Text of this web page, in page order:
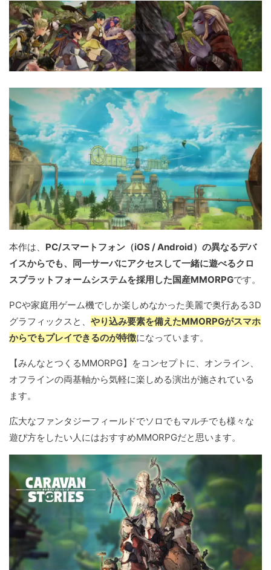
本作は、 PC/スマートフォン（iOS / Android）の異なるデバ
イスからでも、同一サーバにアクセスして一緒に遊べるクロ
スプラットフォームシステムを採用した国産MMORPGです。
PCや家庭用ゲーム機でしか楽しめなかった美麗で奥行ある3D
グラフィックスと、 やり込み要素を備えたMMORPGがスマホ
からでもプレイできるのが特徴になっています。
【みんなとつくるMMORPG】をコンセプトに、オンライン、
オフラインの両基軸から気軽に楽しめる演出が施されている
ます。
広大なファンタジーフィールドでソロでもマルチでも様々な
遊び方をしたい人にはおすすめMMORPGだと思います。